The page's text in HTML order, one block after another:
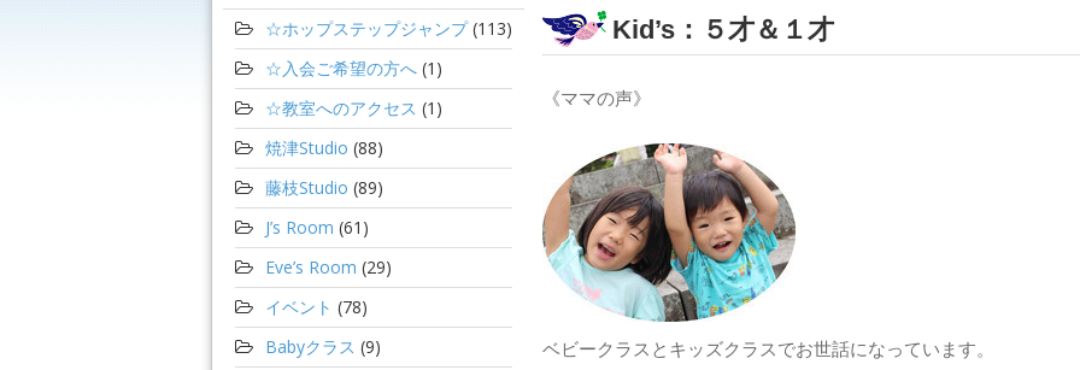
Kid’s：５才＆１才
《ママの声》
ベビークラスとキッズクラスでお世話になっています。
☆ホップステップジャンプ(113)
☆入会ご希望の方へ(1)
☆教室へのアクセス (1)
焼津Studio (88)
藤枝Studio (89)
J’s Room (61)
Eve’s Room (29)
イベント (78)
Babyクラス (9)